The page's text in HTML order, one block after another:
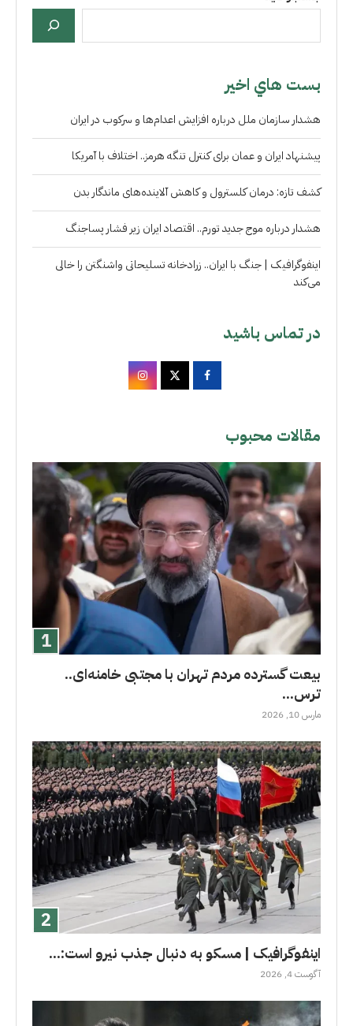
بست هاي اخير
هشدار سازمان ملل درباره افزایش اعدام‌ها و سرکوب در ایران
پیشنهاد ایران و عمان برای کنترل تنگه هرمز.. اختلاف با آمریکا
کشف تازه: درمان کلسترول و کاهش آلاینده‌های ماندگار بدن
هشدار درباره موج جدید تورم.. اقتصاد ایران زیر فشار پساجنگ
اینفوگرافیک | جنگ با ایران.. زرادخانه تسلیحاتی واشنگتن را خالی
می‌کند
در تماس باشید
مقالات محبوب
بیعت گسترده مردم تهران با مجتبی خامنه‌ای..
ترس...
مارس 10, 2026
اینفوگرافیک | مسکو به دنبال جذب نیرو است:...
آگوست 4, 2026